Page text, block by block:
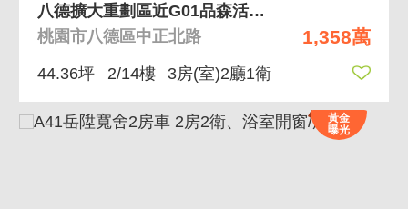
1,358萬
八德擴大重劃區近G01品森活溫馨全室精美三房車
桃園市八德區中正北路
44.36坪 2/14樓 3房(室)2廳1衛
黃金
曝光